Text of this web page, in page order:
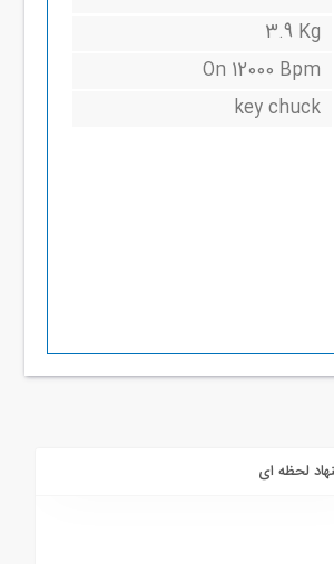
3.9 Kg
On 12000 Bpm
key chuck
لحظه ای